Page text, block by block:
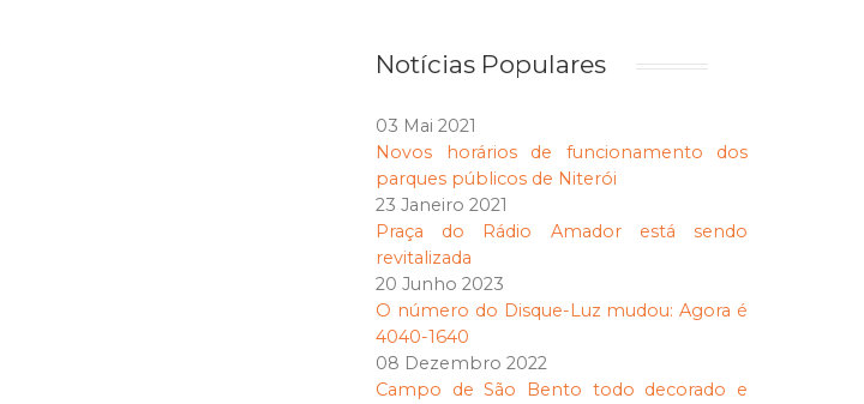
Notícias Populares
03 Mai 2021
Novos horários de funcionamento dos
parques públicos de Niterói
23 Janeiro 2021
Praça do Rádio Amador está sendo
revitalizada
20 Junho 2023
O número do Disque-Luz mudou: Agora é
4040-1640
08 Dezembro 2022
Campo de São Bento todo decorado e